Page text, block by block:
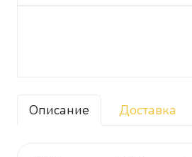
Описание Доставка